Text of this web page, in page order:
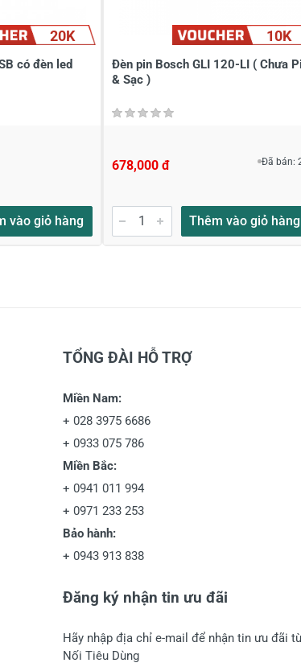
20K
có đèn led
vào giỏ hàng
10K
Đèn pin Bosch GLI 120-LI ( Chưa
& Sạc )
678,000 đ Đã bán:
Thêm vào giỏ hàng
TỔNG ĐÀI HỖ TRỢ
Miền Nam:
+ 028 3975 6686
+ 0933 075 786
Miền Bắc:
+ 0941 011 994
+ 0971 233 253
Bảo hành:
+ 0943 913 838
Đăng ký nhận tin ưu đãi
Hãy nhập địa chỉ e-mail để nhận tin ưu đãi
Nối Tiêu Dùng